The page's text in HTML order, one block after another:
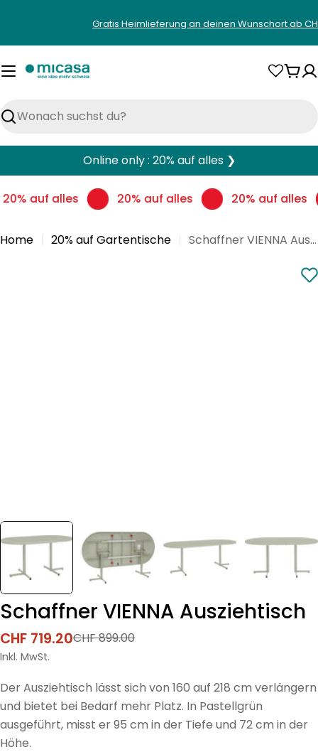
springen
Gratis Heimlieferung an deinen Wunschort ab
Suchen
Online only : 20% auf alles ❯
20% auf alles 20% auf alles 20% auf alles
Home 20% auf Gartentische Schaffner VIENNA Ausziehtisch
Schaffner VIENNA Ausziehtisch
Verkaufspreis
CHF 719.20
Regulärer
Preis
CHF 899.00
Inkl. MwSt.
Der Ausziehtisch lässt sich von 160 auf 218 cm verlängern
und bietet bei Bedarf mehr Platz. In Pastellgrün
ausgeführt, misst er 95 cm in der Tiefe und 72 cm in der
Höhe.